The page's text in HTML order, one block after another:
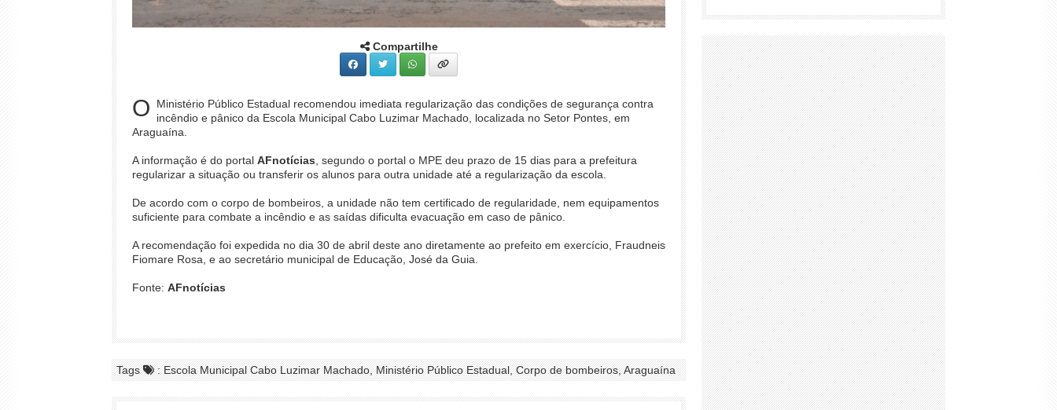
Compartilhe
O
Ministério Público Estadual recomendou imediata regularização das condições de segurança contra
incêndio e pânico da Escola Municipal Cabo Luzimar Machado, localizada no Setor Pontes, em
Araguaína.
A informação é do portal AFnotícias, segundo o portal o MPE deu prazo de 15 dias para a prefeitura
regularizar a situação ou transferir os alunos para outra unidade até a regularização da escola.
De acordo com o corpo de bombeiros, a unidade não tem certificado de regularidade, nem equipamentos
suficiente para combate a incêndio e as saídas dificulta evacuação em caso de pânico.
A recomendação foi expedida no dia 30 de abril deste ano diretamente ao prefeito em exercício, Fraudneis
Fiomare Rosa, e ao secretário municipal de Educação, José da Guia.
Fonte: AFnotícias
Tags : Escola Municipal Cabo Luzimar Machado, Ministério Público Estadual, Corpo de bombeiros, Araguaína